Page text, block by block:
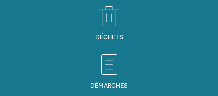
DÉCHETS
DÉMARCHES